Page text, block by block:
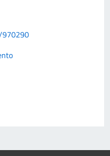
970290